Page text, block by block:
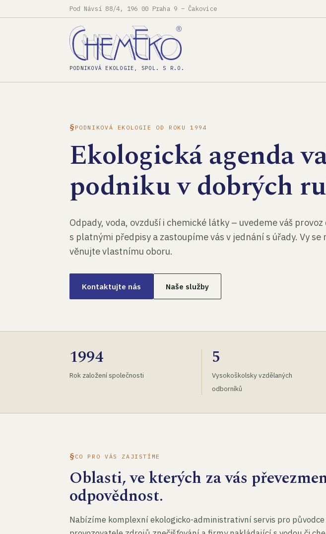
Pod Návsí 88/4, 196 00 Praha 9 – Čakovice
PODNIKOVÁ EKOLOGIE, SPOL. S R.O.
PODNIKOVÁ EKOLOGIE OD ROKU 1994
Ekologická agenda
podniku v dobrých
Odpady, voda, ovzduší i chemické látky – uvedeme váš provoz
s platnými předpisy a zastoupíme vás v jednání s úřady. Vy se
věnujte vlastnímu oboru.
Kontaktujte nás Naše služby
1994
Rok založení společnosti
5
Vysokoškolsky vzdělaných
odborníků
CO PRO VÁS ZAJISTÍME
Oblasti, ve kterých za vás
odpovědnost.
Nabízíme komplexní ekologicko-administrativní servis pro